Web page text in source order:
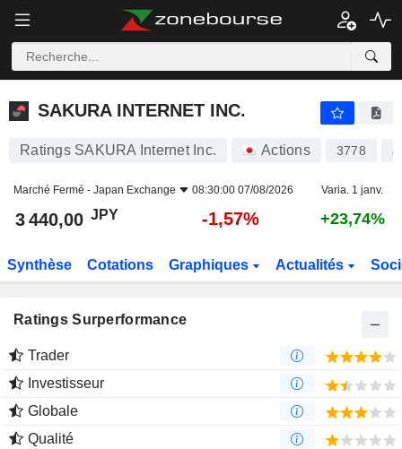
SAKURA INTERNET INC.
SAKURA INTERNET INC.
Ratings SAKURA Internet Inc. Actions 3778
Marché Fermé - Japan Exchange 08:30:00 07/08/2026 Varia. 1 janv.
3 440,00 JPY -1,57% +23,74%
Synthèse Cotations Graphiques Actualités
Ratings Surperformance
Trader
Investisseur
Globale
Qualité